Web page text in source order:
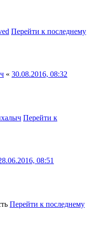
Перейти к последнему
« 30.08.2016, 08:32
Перейти к
08:51
Перейти к последнему